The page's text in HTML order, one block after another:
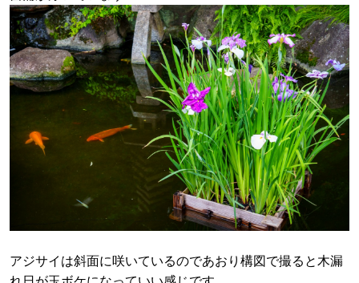
アジサイは斜面に咲いているのであおり構図で撮ると木漏